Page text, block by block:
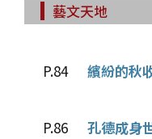
藝文天地
P.84 繽紛的秋
P.86 孔德成身